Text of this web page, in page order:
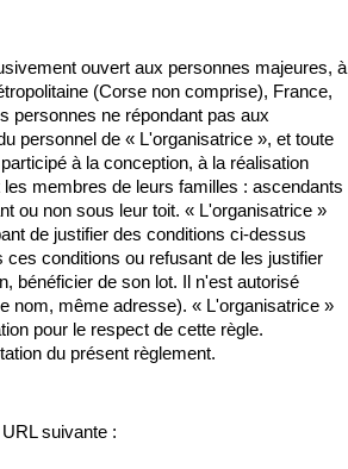
ouvert aux personnes majeures, à
(Corse non comprise), France,
personnes ne répondant pas aux
personnel de « L'organisatrice », et toute
à la conception, à la réalisation
membres de leurs familles : ascendants
ou non sous leur toit. « L'organisatrice »
de justifier des conditions ci-dessus
conditions ou refusant de les justifier
bénéficier de son lot. Il n'est autorisé
nom, même adresse). « L'organisatrice »
pour le respect de cette règle.
du présent règlement.
suivante :